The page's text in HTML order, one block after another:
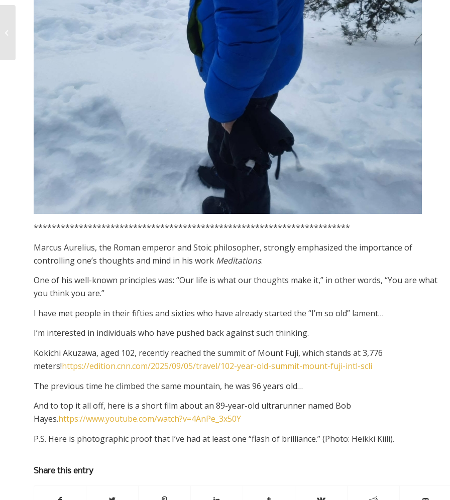
**********************************************************************
Marcus Aurelius, the Roman emperor and Stoic philosopher, strongly emphasized the importance of
controlling one’s thoughts and mind in his work Meditations.
One of his well-known principles was: “Our life is what our thoughts make it,” in other words, “You are what
you think you are.”
I have met people in their fifties and sixties who have already started the “I’m so old” lament…
I’m interested in individuals who have pushed back against such thinking.
Kokichi Akuzawa, aged 102, recently reached the summit of Mount Fuji, which stands at 3,776
meters!https://edition.cnn.com/2025/09/05/travel/102-year-old-summit-mount-fuji-intl-scli
The previous time he climbed the same mountain, he was 96 years old…
And to top it all off, here is a short film about an 89-year-old ultrarunner named Bob
Hayes.https://www.youtube.com/watch?v=4AnPe_3x50Y
P.S. Here is photographic proof that I’ve had at least one “flash of brilliance.” (Photo: Heikki Kiili).
Share this entry
Harjoituskausi jatkuu juoksun
merkeissä / Training season
continues with a...